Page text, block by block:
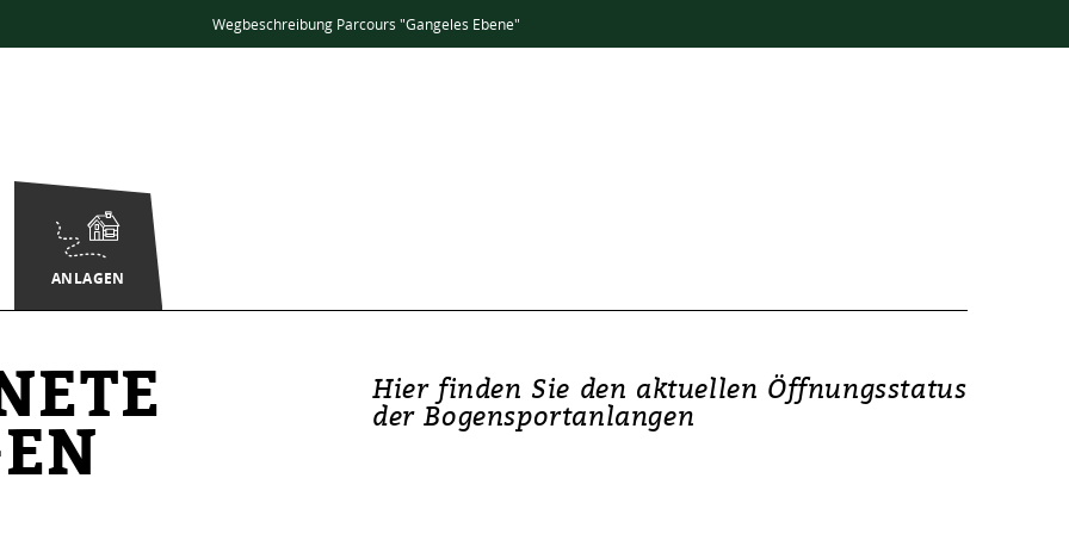
Wegbeschreibung Parcours "Gangeles Ebene"
ANLAGEN
Hier finden Sie den aktuellen Öffnungsstatus
der Bogensportanlangen